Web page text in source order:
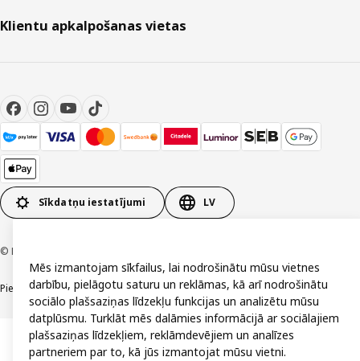
Klientu apkalpošanas vietas
Sīkdatņu iestatījumi LV
© Inter IKEA Systems B.V. 1999-2026
PiekļūstamībaVispārīgi noteikumiPrivātuma un sīkdatņu politikaKontakti
Mēs izmantojam sīkfailus, lai nodrošinātu mūsu vietnes
darbību, pielāgotu saturu un reklāmas, kā arī nodrošinātu
sociālo plašsaziņas līdzekļu funkcijas un analizētu mūsu
datplūsmu. Turklāt mēs dalāmies informācijā ar sociālajiem
plašsaziņas līdzekļiem, reklāmdevējiem un analīzes
partneriem par to, kā jūs izmantojat mūsu vietni.